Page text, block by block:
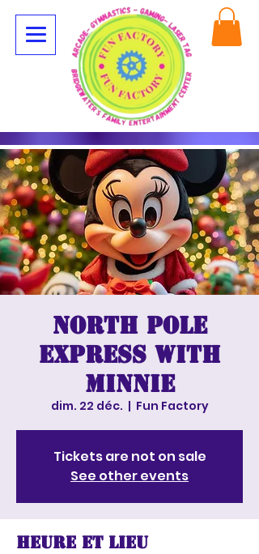
North Pole
Express with
Minnie
dim. 22 déc.
  |
Fun Factory
Tickets are not on sale
See other events
Heure et lieu